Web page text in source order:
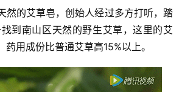
然的艾草皂，创始人经过多方打听，踏
到南山区天然的野生艾草，这里的艾
用成份比普通艾草高15%以上。